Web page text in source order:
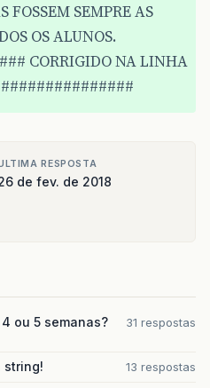
FOSSEM SEMPRE AS
OS ALUNOS.
CORRIGIDO NA LINHA
RESPOSTA
de fev. de 2018
ou 5 semanas?
31 respostas
string! 13 respostas